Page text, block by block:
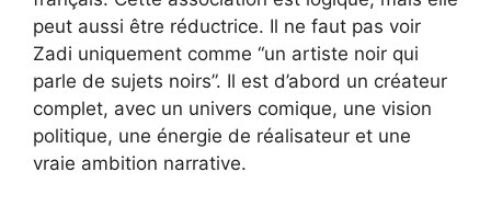
peut aussi être réductrice. Il ne faut pas voir
Zadi uniquement comme “un artiste noir qui
parle de sujets noirs”. Il est d’abord un créateur
complet, avec un univers comique, une vision
politique, une énergie de réalisateur et une
vraie ambition narrative.